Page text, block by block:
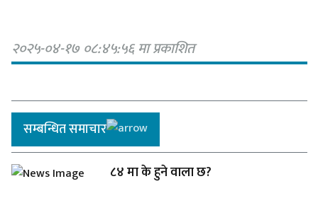
२०२५-०४-१७ ०८:४५:५६ मा प्रकाशित
सम्बन्धित समाचार
८४ मा के हुने वाला छ?